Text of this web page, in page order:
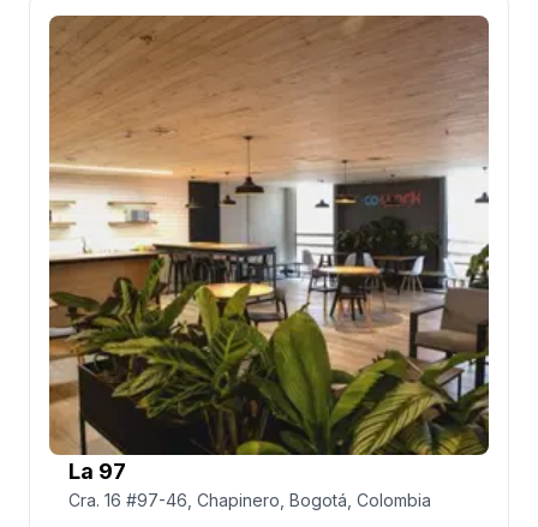
Convenientemente ubicado a 10 minutos en auto del
aeropuerto El Dorado y rodeado de varios hoteles
productivo entre viajes de negocios o entretener a
clientes de fuera de la ciudad. En el corazón del
Connecta Business Center y muy cerca del primer
centro de servicios de Amazon en Colombia,
establecer contactos nunca ha sido tan fácil.
La 97
Cra. 16 #97-46, Chapinero, Bogotá, Colombia